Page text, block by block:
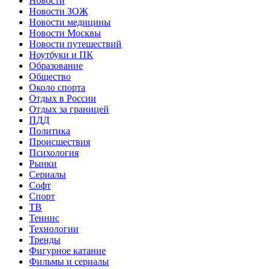
Новости ЗОЖ
Новости медицины
Новости Москвы
Новости путешествий
Ноутбуки и ПК
Образование
Общество
Около спорта
Отдых в России
Отдых за границей
ПДД
Политика
Происшествия
Психология
Рынки
Сериалы
Софт
Спорт
ТВ
Теннис
Технологии
Тренды
Фигурное катание
Фильмы и сериалы